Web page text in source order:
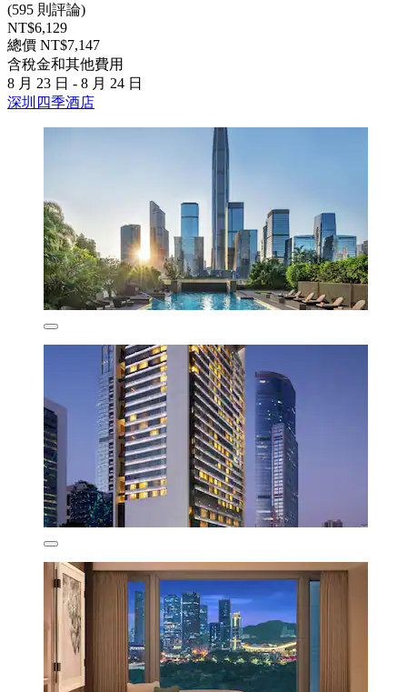
(595 則評論)
NT$6,129
總價 NT$7,147
含稅金和其他費用
8 月 23 日 - 8 月 24 日
深圳四季酒店